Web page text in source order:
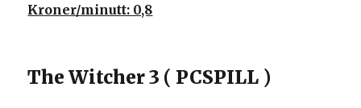
Kroner/minutt: 0,8
The Witcher 3 ( PCSPILL )